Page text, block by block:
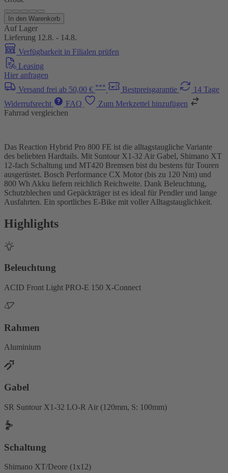
In den Warenkorb
Auf Lager
Lieferung 12.8. - 14.8.
Verfügbarkeit in Filialen prüfen
Leasing
Hier anfragen
Versand frei ab 50,00 € *** Bestpreisgarantie
14 Tage
Widerrufsrecht
FAQ
Zum Merkzettel hinzufügen
Fahrrad vergleichen
Das Reaction Hybrid Pro 800 FE ist die alltagstaugliche Variante
des beliebten Hardtails. Mit Suntour X1-32 Air Gabel, Shimano XT
12-fach Schaltung und MT420 Bremsen bist du bestens für Touren
ausgerüstet. Bosch Performance CX Motor (bis zu 120 Nm) und
800 Wh Akku liefern reichlich Reichweite. Dank Beleuchtung,
Schutzblechen und Gepäckträger ist es ideal für Pendler und lange
Ausfahrten. Ein sportliches E-Bike mit voller Alltagstauglichkeit.
Highlights
Beleuchtung
ACID Front Light PRO-E 150 X-Connect
Rahmen
Aluminium
Gabel
SR Suntour X1-32 LO-R Air (120mm, S: 100mm)
Schaltung
Shimano XT/Deore (1x12)